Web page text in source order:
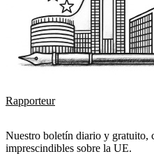
Rapporteur
Nuestro boletín diario y gratuito,
imprescindibles sobre la UE.